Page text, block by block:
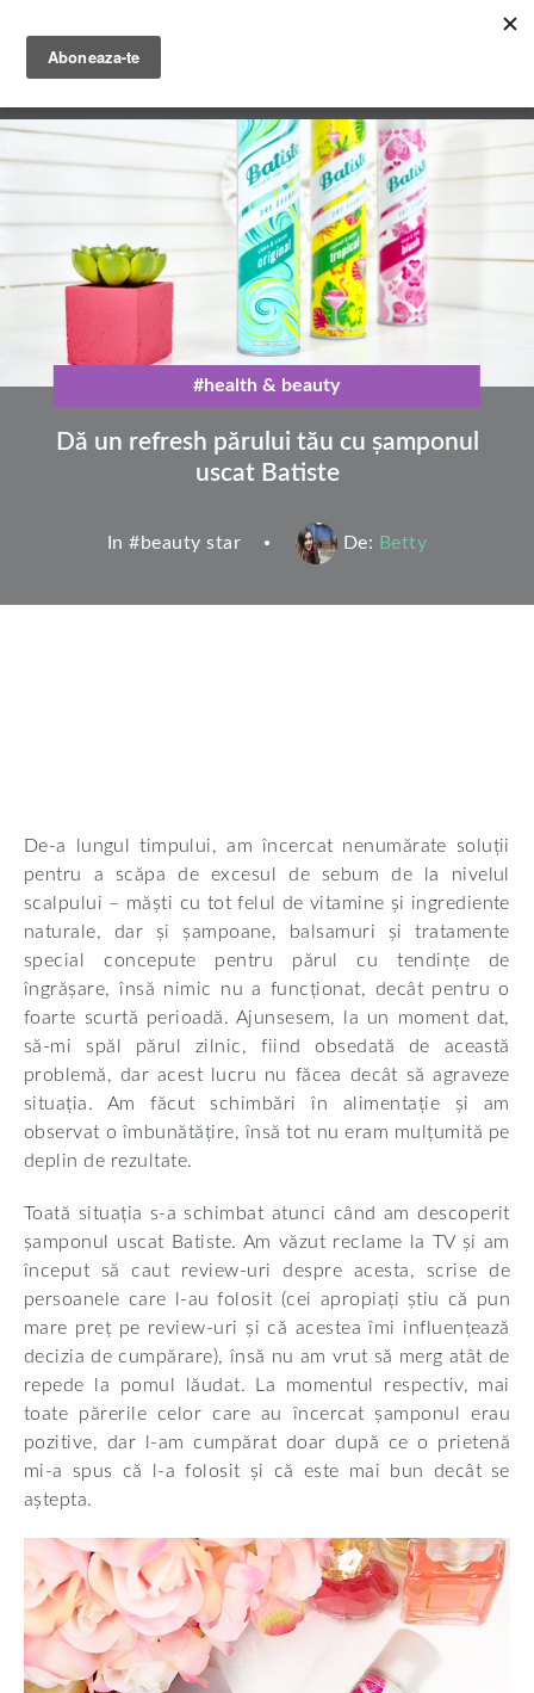
conţinutul
principal
#health & beauty
Dă un refresh părului tău cu șamponul
uscat Batiste
In #beauty star De: Betty
De-a lungul timpului, am încercat nenumărate soluții
pentru a scăpa de excesul de sebum de la nivelul
scalpului – măști cu tot felul de vitamine și ingrediente
naturale, dar și șampoane, balsamuri și tratamente
special concepute pentru părul cu tendințe de
îngrășare, însă nimic nu a funcționat, decât pentru o
foarte scurtă perioadă. Ajunsesem, la un moment dat,
să-mi spăl părul zilnic, fiind obsedată de această
problemă, dar acest lucru nu făcea decât să agraveze
situația. Am făcut schimbări în alimentație și am
observat o îmbunătățire, însă tot nu eram mulțumită pe
deplin de rezultate.
Toată situația s-a schimbat atunci când am descoperit
șamponul uscat Batiste. Am văzut reclame la TV și am
început să caut review-uri despre acesta, scrise de
persoanele care l-au folosit (cei apropiați știu că pun
mare preț pe review-uri și că acestea îmi influențează
decizia de cumpărare), însă nu am vrut să merg atât de
repede la pomul lăudat. La momentul respectiv, mai
toate părerile celor care au încercat șamponul erau
pozitive, dar l-am cumpărat doar după ce o prietenă
mi-a spus că l-a folosit și că este mai bun decât se
aștepta.